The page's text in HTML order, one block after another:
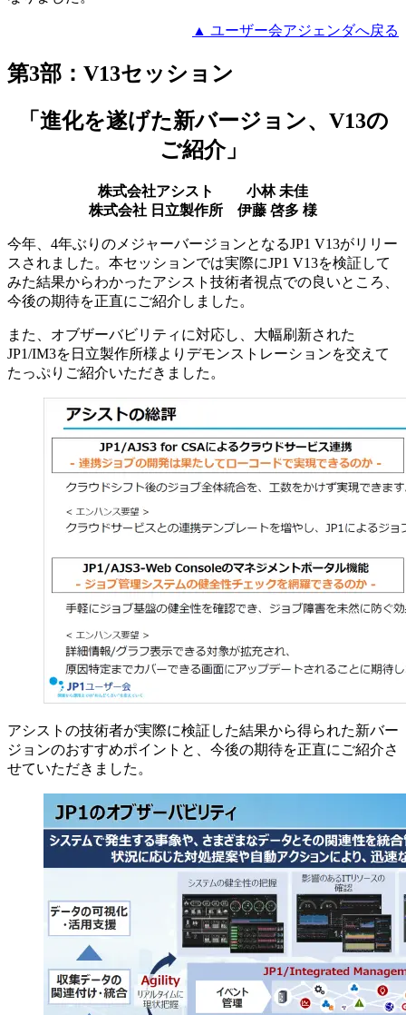
▲ ユーザー会アジェンダへ戻る
第3部：V13セッション
「進化を遂げた新バージョン、V13の
ご紹介」
株式会社アシスト 小林 未佳
株式会社 日立製作所 伊藤 啓多 様
今年、4年ぶりのメジャーバージョンとなるJP1 V13がリリー
スされました。本セッションでは実際にJP1 V13を検証して
みた結果からわかったアシスト技術者視点での良いところ、
今後の期待を正直にご紹介しました。
また、オブザーバビリティに対応し、大幅刷新された
JP1/IM3を日立製作所様よりデモンストレーションを交えて
たっぷりご紹介いただきました。
アシストの技術者が実際に検証した結果から得られた新バー
ジョンのおすすめポイントと、今後の期待を正直にご紹介さ
せていただきました。